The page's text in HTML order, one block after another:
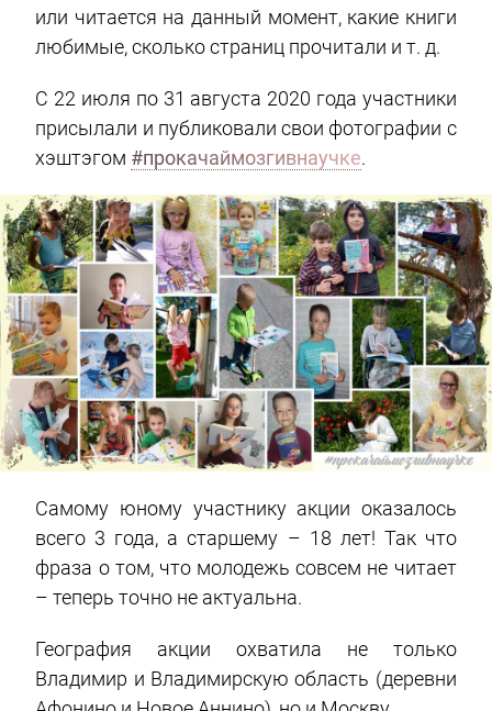
или читается на данный момент, какие книги
любимые, сколько страниц прочитали и т. д.
С 22 июля по 31 августа 2020 года участники
присылали и публиковали свои фотографии с
хэштэгом #прокачаймозгивнаучке.
Самому юному участнику акции оказалось
всего 3 года, а старшему – 18 лет! Так что
фраза о том, что молодежь совсем не читает
– теперь точно не актуальна.
География акции охватила не только
Владимир и Владимирскую область (деревни